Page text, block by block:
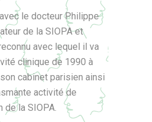
le docteur Philippe
de la SIOPA et
avec lequel il va
clinique de 1990 à
cabinet parisien ainsi
activité de
de la SIOPA.